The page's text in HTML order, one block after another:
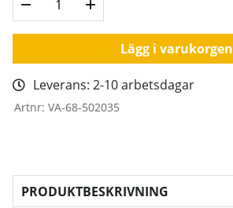
Lägg i varukorgen
Leverans: 2-10 arbetsdagar
Artnr: VA-68-502035
PRODUKTBESKRIVNING